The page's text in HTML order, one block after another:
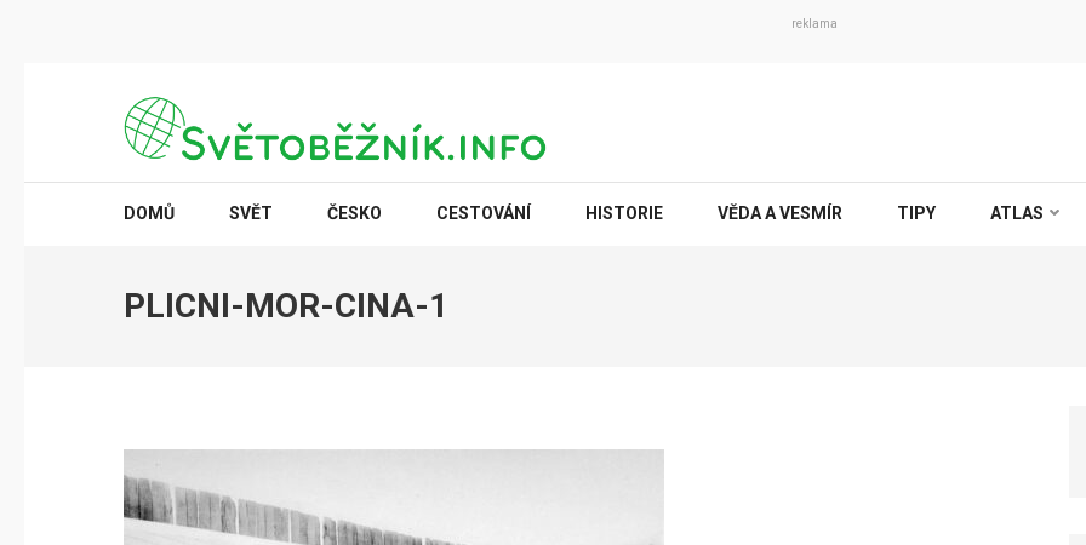
reklama
SVĚTOBĚŽNÍK.INFO
DOMŮ SVĚT ČESKO CESTOVÁNÍ HISTORIE VĚDA A VESMÍR TIPY ATLAS
PLICNI-MOR-CINA-1